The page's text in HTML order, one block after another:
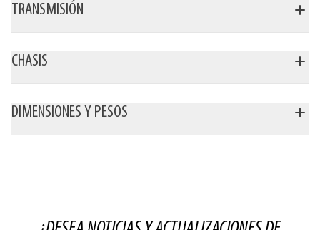
TRANSMISIÓN
CHASIS
DIMENSIONES Y PESOS